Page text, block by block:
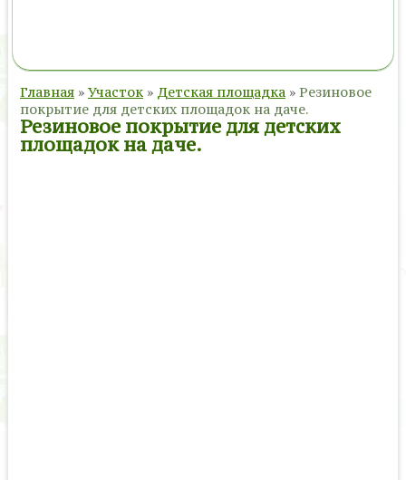
Главная »Участок » Детская площадка » Резиновое
покрытие для детских площадок на даче.
Резиновое покрытие для детских
площадок на даче.